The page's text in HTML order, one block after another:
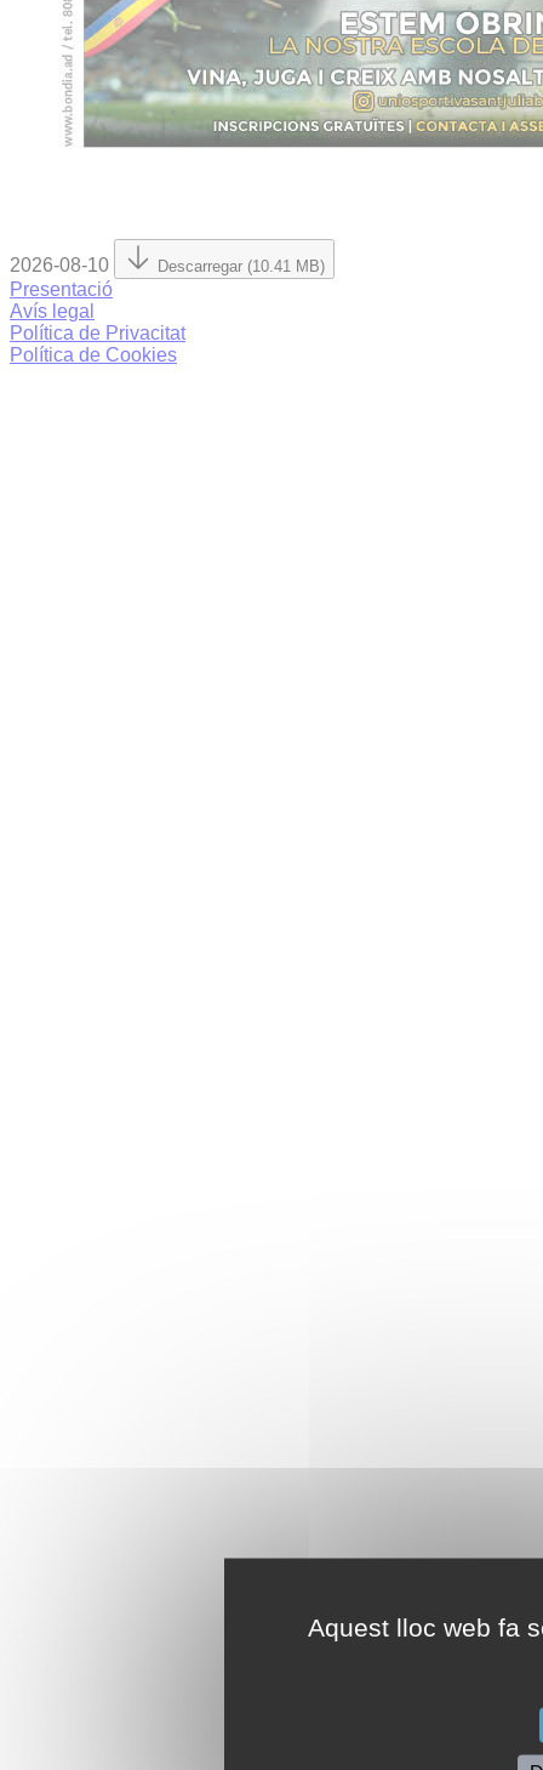
Aquest lloc web fa
2026-08-10 Descarregar (10.41 MB)
Presentació
Avís legal
Política de Privacitat
Política de Cookies